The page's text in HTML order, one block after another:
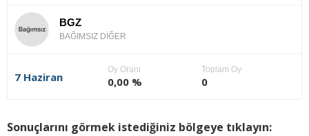
BGZ
BAĞIMSIZ DİĞER
7 Haziran
Oy Oranı
0,00 %
Toplam Oy
0
Sonuçlarını görmek istediğiniz bölgeye tıklayın: